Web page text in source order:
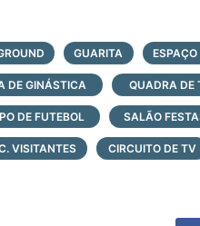
GUARITA
DE GINÁSTICA QUADRA DE
DE FUTEBOL SALÃO
VISITANTES CIRCUITO DE TV